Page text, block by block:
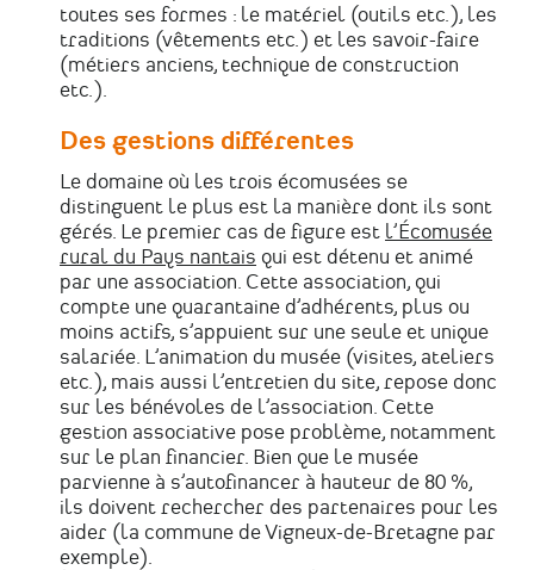
toutes ses formes : le matériel (outils etc.), les
traditions (vêtements etc.) et les savoir-faire
(métiers anciens, technique de construction
etc.).
Des gestions différentes
Le domaine où les trois écomusées se
distinguent le plus est la manière dont ils sont
gérés. Le premier cas de figure est l’Écomusée
rural du Pays nantais qui est détenu et animé
par une association. Cette association, qui
compte une quarantaine d’adhérents, plus ou
moins actifs, s’appuient sur une seule et unique
salariée. L’animation du musée (visites, ateliers
etc.), mais aussi l’entretien du site, repose donc
sur les bénévoles de l’association. Cette
gestion associative pose problème, notamment
sur le plan financier. Bien que le musée
parvienne à s’autofinancer à hauteur de 80 %,
ils doivent rechercher des partenaires pour les
aider (la commune de Vigneux-de-Bretagne par
exemple).